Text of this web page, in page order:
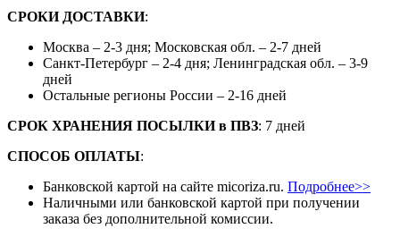
СРОКИ ДОСТАВКИ:
Москва – 2-3 дня; Московская обл. – 2-7 дней
Санкт-Петербург – 2-4 дня; Ленинградская обл. – 3-9
дней
Остальные регионы России – 2-16 дней
СРОК ХРАНЕНИЯ ПОСЫЛКИ в ПВЗ: 7 дней
СПОСОБ ОПЛАТЫ:
Банковской картой на сайте micoriza.ru. Подробнее>>
Наличными или банковской картой при получении
заказа без дополнительной комиссии.